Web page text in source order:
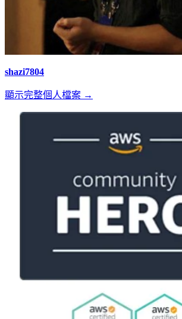
shazi7804
顯示完整個人檔案 →